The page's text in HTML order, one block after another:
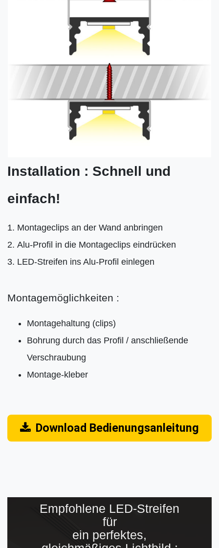
Installation : Schnell und
einfach!
Montageclips an der Wand anbringen
Alu-Profil in die Montageclips eindrücken
LED-Streifen ins Alu-Profil einlegen
Montagemöglichkeiten :
Montagehaltung (clips)
Bohrung durch das Profil / anschließende
Verschraubung
Montage-kleber
Download Bedienungsanleitung
Empfohlene LED-Streifen
für
ein perfektes,